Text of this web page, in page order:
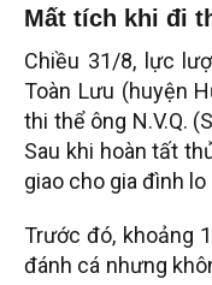
Mất tích khi đi
Chiều 31/8, lực
Toàn Lưu (huyện
thi thể ông N.V.Q.
Sau khi hoàn tất
giao cho gia đình lo
Trước đó, khoảng
đánh cá nhưng